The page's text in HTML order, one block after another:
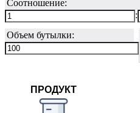
Соотношение:
:
Объем бутылки:
ПРОДУКТ